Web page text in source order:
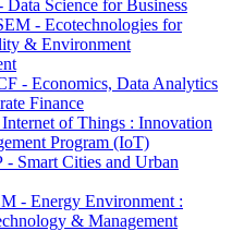
Science for Business
- Ecotechnologies for
& Environment
- Economics, Data Analytics
Finance
of Things : Innovation
Program (IoT)
Smart Cities and Urban
- Energy Environment :
& Management